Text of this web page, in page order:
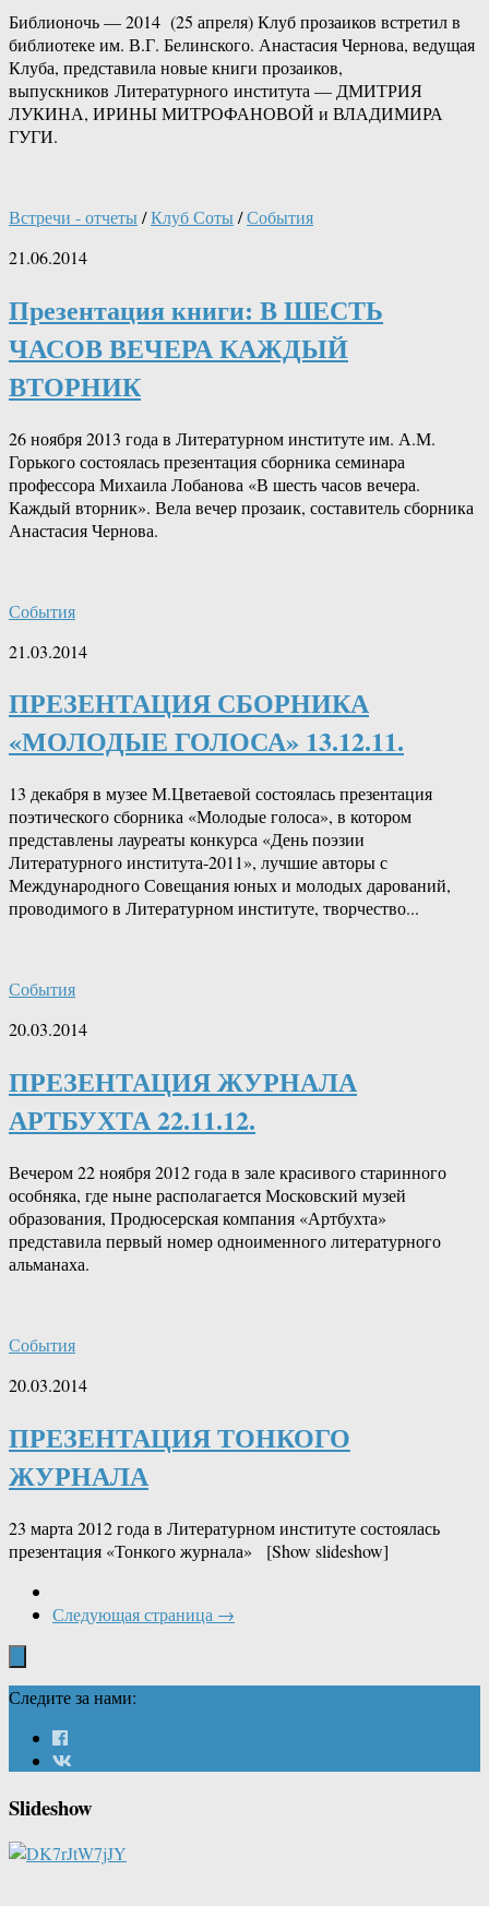
Библионочь — 2014 (25 апреля) Клуб прозаиков встретил в
библиотеке им. В.Г. Белинского. Анастасия Чернова, ведущая
Клуба, представила новые книги прозаиков,
выпускников Литературного института — ДМИТРИЯ
ЛУКИНА, ИРИНЫ МИТРОФАНОВОЙ и ВЛАДИМИРА
ГУГИ.
Встречи - отчеты/Клуб Соты/События
21.06.2014
Презентация книги: В ШЕСТЬ
ЧАСОВ ВЕЧЕРА КАЖДЫЙ
ВТОРНИК
26 ноября 2013 года в Литературном институте им. А.М.
Горького состоялась презентация сборника семинара
профессора Михаила Лобанова «В шесть часов вечера.
Каждый вторник». Вела вечер прозаик, составитель сборника
Анастасия Чернова.
События
21.03.2014
ПРЕЗЕНТАЦИЯ СБОРНИКА
«МОЛОДЫЕ ГОЛОСА» 13.12.11.
13 декабря в музее М.Цветаевой состоялась презентация
поэтического сборника «Молодые голоса», в котором
представлены лауреаты конкурса «День поэзии
Литературного института-2011», лучшие авторы с
Международного Совещания юных и молодых дарований,
проводимого в Литературном институте, творчество...
События
20.03.2014
ПРЕЗЕНТАЦИЯ ЖУРНАЛА
АРТБУХТА 22.11.12.
Вечером 22 ноября 2012 года в зале красивого старинного
особняка, где ныне располагается Московский музей
образования, Продюсерская компания «Артбухта»
представила первый номер одноименного литературного
альманаха.
События
20.03.2014
ПРЕЗЕНТАЦИЯ ТОНКОГО
ЖУРНАЛА
23 марта 2012 года в Литературном институте состоялась
презентация «Тонкого журнала» [Show slideshow]
Следующая страница →
Следите за нами:
Slideshow